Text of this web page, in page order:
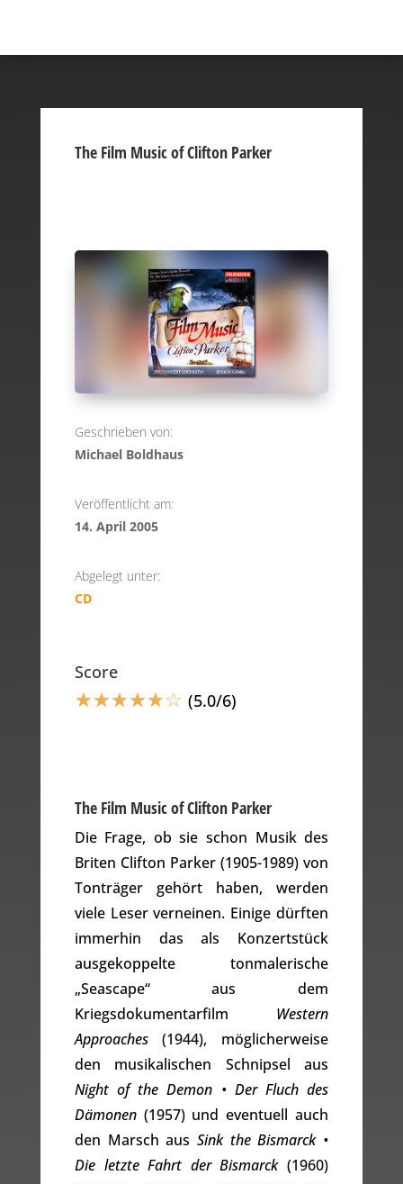
The Film Music of Clifton Parker
Geschrieben von:
Michael Boldhaus
Veröffentlicht am:
14. April 2005
Abgelegt unter:
CD
Score
☆☆☆☆☆☆ (5.0/6)
The Film Music of Clifton Parker
Die Frage, ob sie schon Musik des
Briten Clifton Parker (1905-1989) von
Tonträger gehört haben, werden
viele Leser verneinen. Einige dürften
immerhin das als Konzertstück
ausgekoppelte tonmalerische
„Seascape“ aus dem
Kriegsdokumentarfilm Western
Approaches(1944), möglicherweise
den musikalischen Schnipsel aus
Night of the Demon • Der Fluch des
Dämonen(1957) und eventuell auch
den Marsch aus Sink the Bismarck •
Die letzte Fahrt der Bismarck(1960)